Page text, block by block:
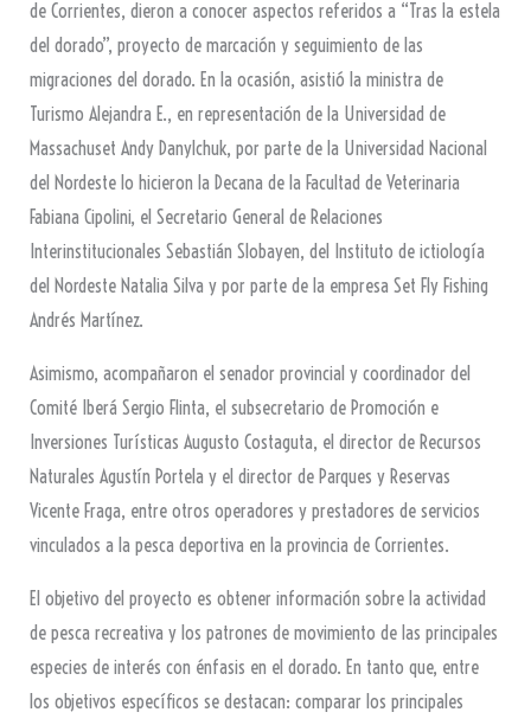
de Corrientes, dieron a conocer aspectos referidos a “Tras la estela
del dorado”, proyecto de marcación y seguimiento de las
migraciones del dorado. En la ocasión, asistió la ministra de
Turismo Alejandra E., en representación de la Universidad de
Massachuset Andy Danylchuk, por parte de la Universidad Nacional
del Nordeste lo hicieron la Decana de la Facultad de Veterinaria
Fabiana Cipolini, el Secretario General de Relaciones
Interinstitucionales Sebastián Slobayen, del Instituto de ictiología
del Nordeste Natalia Silva y por parte de la empresa Set Fly Fishing
Andrés Martínez.
Asimismo, acompañaron el senador provincial y coordinador del
Comité Iberá Sergio Flinta, el subsecretario de Promoción e
Inversiones Turísticas Augusto Costaguta, el director de Recursos
Naturales Agustín Portela y el director de Parques y Reservas
Vicente Fraga, entre otros operadores y prestadores de servicios
vinculados a la pesca deportiva en la provincia de Corrientes.
El objetivo del proyecto es obtener información sobre la actividad
de pesca recreativa y los patrones de movimiento de las principales
especies de interés con énfasis en el dorado. En tanto que, entre
los objetivos específicos se destacan: comparar los principales